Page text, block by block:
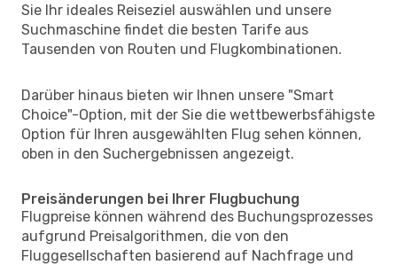
Sie Ihr ideales Reiseziel auswählen und unsere
Suchmaschine findet die besten Tarife aus
Tausenden von Routen und Flugkombinationen.
Darüber hinaus bieten wir Ihnen unsere "Smart
Choice"-Option, mit der Sie die wettbewerbsfähigste
Option für Ihren ausgewählten Flug sehen können,
oben in den Suchergebnissen angezeigt.
Preisänderungen bei Ihrer Flugbuchung
Flugpreise können während des Buchungsprozesses
aufgrund Preisalgorithmen, die von den
Fluggesellschaften basierend auf Nachfrage und